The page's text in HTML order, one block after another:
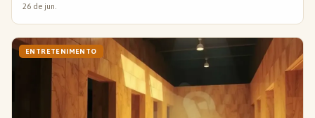
26 de jun.
ENTRETENIMENTO